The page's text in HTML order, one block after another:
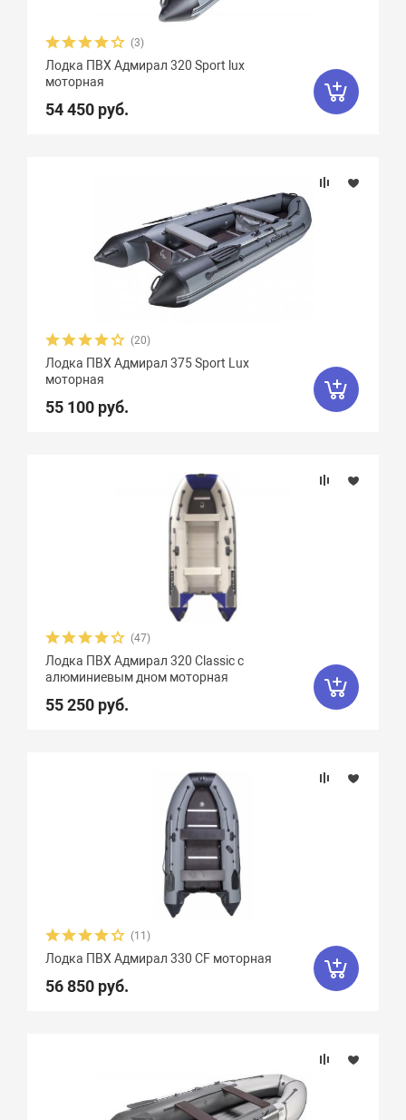
(3)
Лодка ПВХ Адмирал 320 Sport lux
моторная
54 450 руб.
(20)
Лодка ПВХ Адмирал 375 Sport Lux
моторная
55 100 руб.
(47)
Лодка ПВХ Адмирал 320 Classic с
алюминиевым дном моторная
55 250 руб.
(11)
Лодка ПВХ Адмирал 330 CF моторная
56 850 руб.